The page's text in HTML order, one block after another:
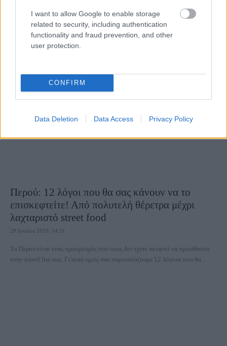
I want to allow Google to enable storage
related to security, including authentication
functionality and fraud prevention, and other
user protection.
CONFIRM
Data Deletion Data Access Privacy Policy
14 Οκτωβρίου 2020, 10:11
Εντυπωσιακό δείγμα αρχιτεκτονικής στο νότιο Περού, το περίφημο Μάτσου
Πίτσου άνοιξε εν μέσω πανδημίας σε έναν μόνο τουρίστα για να το
Περού: 12 λόγοι που θα σας κάνουν να το
επισκεφτείτε! Από πολυτελή θέρετρα μέχρι
λαχταριστό street food
29 Ιουλίου 2019, 14:31
Το Περού είναι ένας προορισμός που ίσως δεν έχετε σκεφτεί να προσθέσετε
στην travel list σας. Γι'αυτό εμείς σας παρουσιάζουμε 12 λόγους που θα...